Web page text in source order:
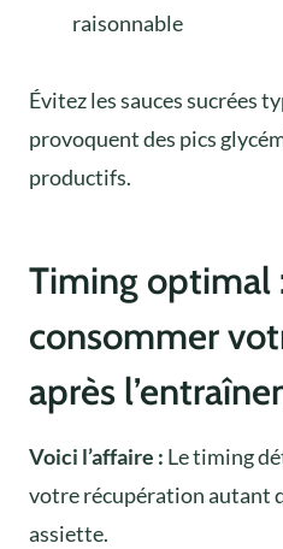
raisonnable
Évitez les sauces sucrées
provoquent des pics
productifs.
Timing optimal
consommer
après
Voici l’affaire : Le timing
votre récupération autant
assiette.